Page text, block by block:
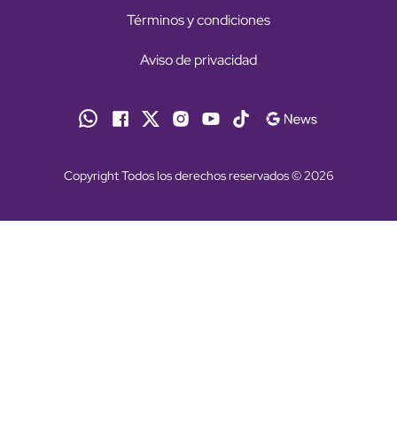
Términos y condiciones
Aviso de privacidad
Copyright Todos los derechos reservados © 2026